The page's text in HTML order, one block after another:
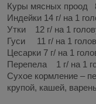
Куры мясных проод
Индейки 14 г/ на 1
Утки 12 г/ на 1
Гуси 11 г/ на 1
Цесарки 7 г/ на 1
Перепела 1 г/ на 1
Сухое кормление –
крупой, кашей,